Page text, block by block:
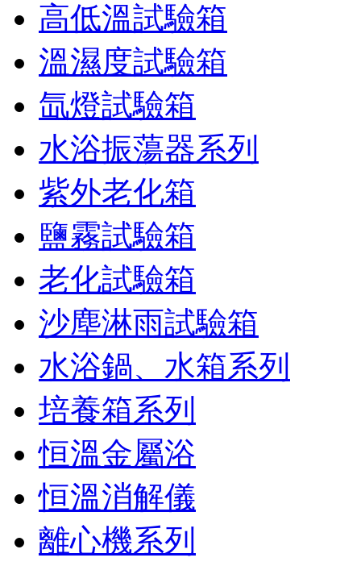
高低溫試驗箱
溫濕度試驗箱
氙燈試驗箱
水浴振蕩器系列
紫外老化箱
鹽霧試驗箱
老化試驗箱
沙塵淋雨試驗箱
水浴鍋、水箱系列
培養箱系列
恒溫金屬浴
恒溫消解儀
離心機系列